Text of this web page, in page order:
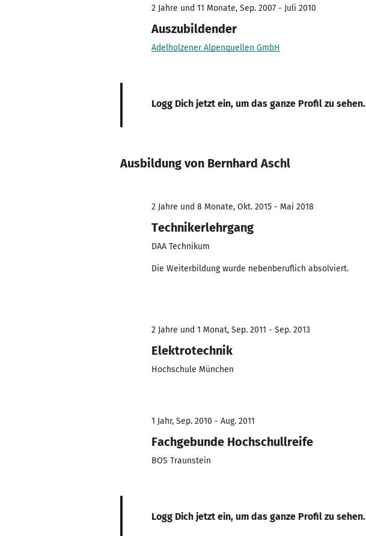
2 Jahre und 11 Monate, Sep. 2007 - Juli 2010
Auszubildender
Adelholzener Alpenquellen GmbH
Logg Dich jetzt ein, um das ganze Profil zu sehen.
Ausbildung von Bernhard Aschl
2 Jahre und 8 Monate, Okt. 2015 - Mai 2018
Technikerlehrgang
DAA Technikum
Die Weiterbildung wurde nebenberuflich absolviert.
2 Jahre und 1 Monat, Sep. 2011 - Sep. 2013
Elektrotechnik
Hochschule München
1 Jahr, Sep. 2010 - Aug. 2011
Fachgebunde Hochschullreife
BOS Traunstein
Logg Dich jetzt ein, um das ganze Profil zu sehen.